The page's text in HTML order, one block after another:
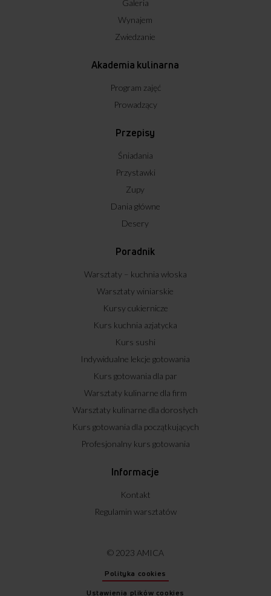
Galeria
Wynajem
Zwiedzanie
Akademia kulinarna
Program zajęć
Prowadzący
Przepisy
Śniadania
Przystawki
Zupy
Dania główne
Desery
Poradnik
Warsztaty – kuchnia włoska
Warsztaty winiarskie
Kursy cukiernicze
Kurs kuchnia azjatycka
Kurs sushi
Indywidualne lekcje gotowania
Kurs gotowania dla par
Warsztaty kulinarne dla firm
Warsztaty kulinarne dla dorosłych
Kurs gotowania dla początkujących
Profesjonalny kurs gotowania
Informacje
Kontakt
Regulamin warsztatów
© 2023 AMICA
Polityka cookies
Ustawienia plików cookies